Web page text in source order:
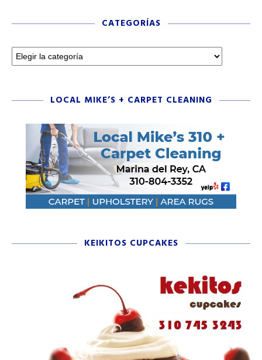
CATEGORÍAS
LOCAL MIKE’S + CARPET CLEANING
KEIKITOS CUPCAKES